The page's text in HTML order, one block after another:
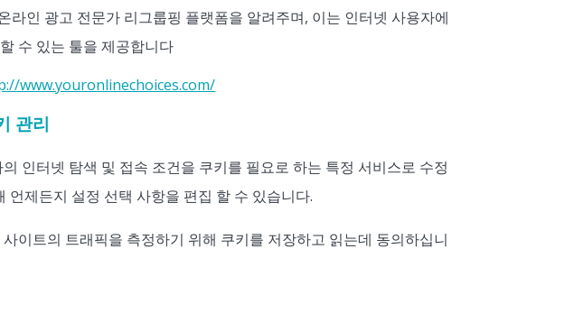
인 광고 전문가 리그룹핑 플랫폼을 알려주며, 이는 인터넷 사용자에
수 있는 툴을 제공합니다
www.youronlinechoices.com/
관리
인터넷 탐색 및 접속 조건을 쿠키를 필요로 하는 특정 서비스로 수정
언제든지 설정 선택 사항을 편집 할 수 있습니다.
이트의 트래픽을 측정하기 위해 쿠키를 저장하고 읽는데 동의하십니